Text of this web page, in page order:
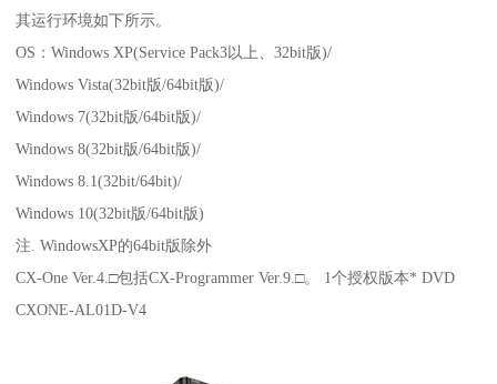
其运行环境如下所示。
OS：Windows XP(Service Pack3以上、32bit版)/
Windows Vista(32bit版/64bit版)/
Windows 7(32bit版/64bit版)/
Windows 8(32bit版/64bit版)/
Windows 8.1(32bit/64bit)/
Windows 10(32bit版/64bit版)
注. WindowsXP的64bit版除外
CX-One Ver.4.□包括CX-Programmer Ver.9.□。 1个授权版本* DVD
CXONE-AL01D-V4